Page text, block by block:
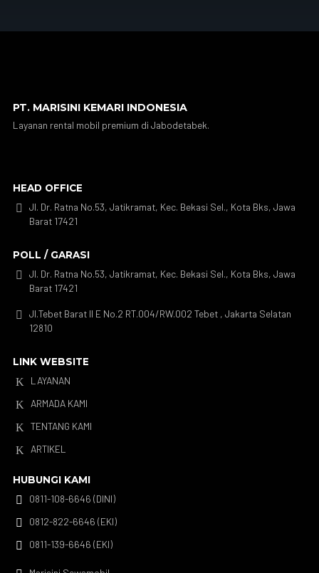
PT. MARISINI KEMARI INDONESIA
Layanan rental mobil premium di Jabodetabek.
HEAD OFFICE

Jl. Dr. Ratna No.53, Jatikramat, Kec. Bekasi Sel., Kota Bks, Jawa
Barat 17421
POLL / GARASI

Jl. Dr. Ratna No.53, Jatikramat, Kec. Bekasi Sel., Kota Bks, Jawa
Barat 17421

Jl.Tebet Barat II E No.2 RT.004/RW.002 Tebet , Jakarta Selatan
12810
LINK WEBSITE
K
LAYANAN
K
ARMADA KAMI
K TENTANG KAMI
K
ARTIKEL
HUBUNGI KAMI

0811-108-6646 (DINI)

0812-822-6646 (EKI)

0811-139-6646 (EKI)